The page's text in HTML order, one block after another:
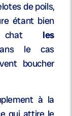
de poils,
étant bien
chat les
le cas
boucher
à la